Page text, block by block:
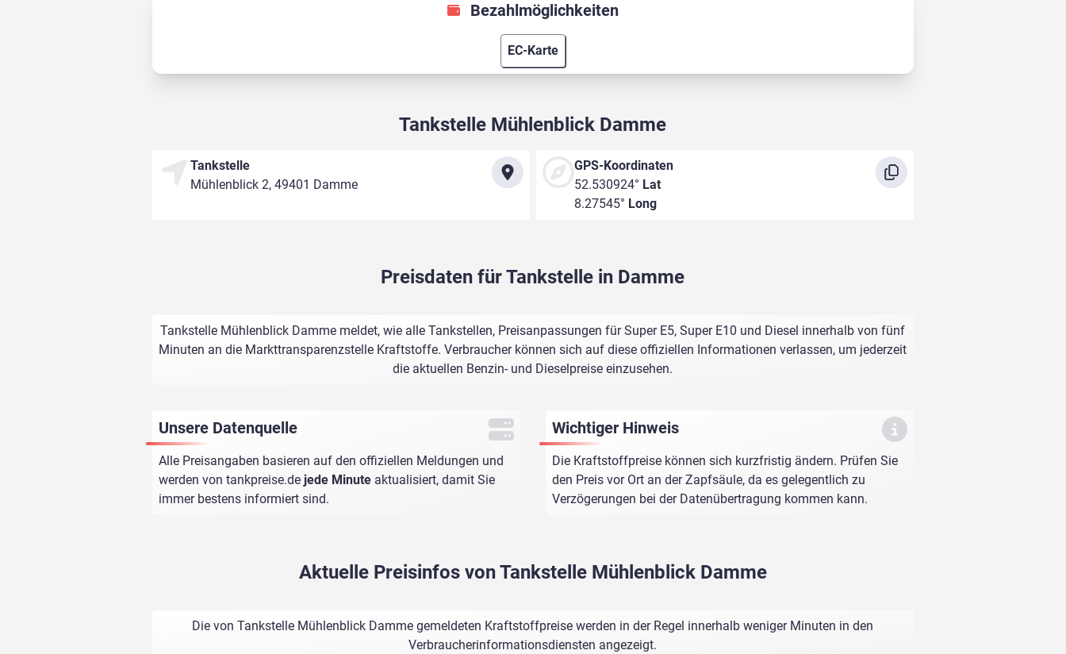
Bezahlmöglichkeiten
EC-Karte
Tankstelle Mühlenblick Damme
Tankstelle
Mühlenblick 2, 49401 Damme
GPS-Koordinaten
52.530924° Lat
8.27545° Long
Preisdaten für Tankstelle in Damme
Tankstelle Mühlenblick Damme meldet, wie alle Tankstellen, Preisanpassungen für Super E5, Super E10 und Diesel innerhalb von fünf
Minuten an die Markttransparenzstelle Kraftstoffe. Verbraucher können sich auf diese offiziellen Informationen verlassen, um jederzeit
die aktuellen Benzin- und Dieselpreise einzusehen.
Unsere Datenquelle
Alle Preisangaben basieren auf den offiziellen Meldungen und
werden von tankpreise.de jede Minute aktualisiert, damit Sie
immer bestens informiert sind.
Wichtiger Hinweis
Die Kraftstoffpreise können sich kurzfristig ändern. Prüfen Sie
den Preis vor Ort an der Zapfsäule, da es gelegentlich zu
Verzögerungen bei der Datenübertragung kommen kann.
Aktuelle Preisinfos von Tankstelle Mühlenblick Damme
Die von Tankstelle Mühlenblick Damme gemeldeten Kraftstoffpreise werden in der Regel innerhalb weniger Minuten in den
Verbraucherinformationsdiensten angezeigt.